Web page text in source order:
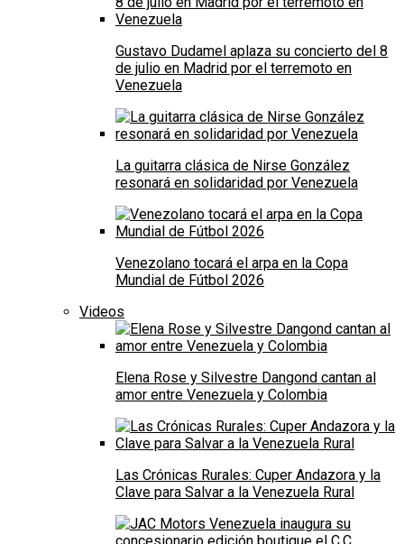
Gustavo Dudamel aplaza su concierto del 8
de julio en Madrid por el terremoto en
Venezuela
La guitarra clásica de Nirse González
resonará en solidaridad por Venezuela
Venezolano tocará el arpa en la Copa
Mundial de Fútbol 2026
Videos
Elena Rose y Silvestre Dangond cantan al
amor entre Venezuela y Colombia
Las Crónicas Rurales: Cuper Andazora y la
Clave para Salvar a la Venezuela Rural